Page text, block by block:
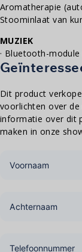
Aromatherapie
Stoominlaat van
MUZIEK
· Bluetooth-
Dit product
voorlichten over
informatie over dit
maken in onze